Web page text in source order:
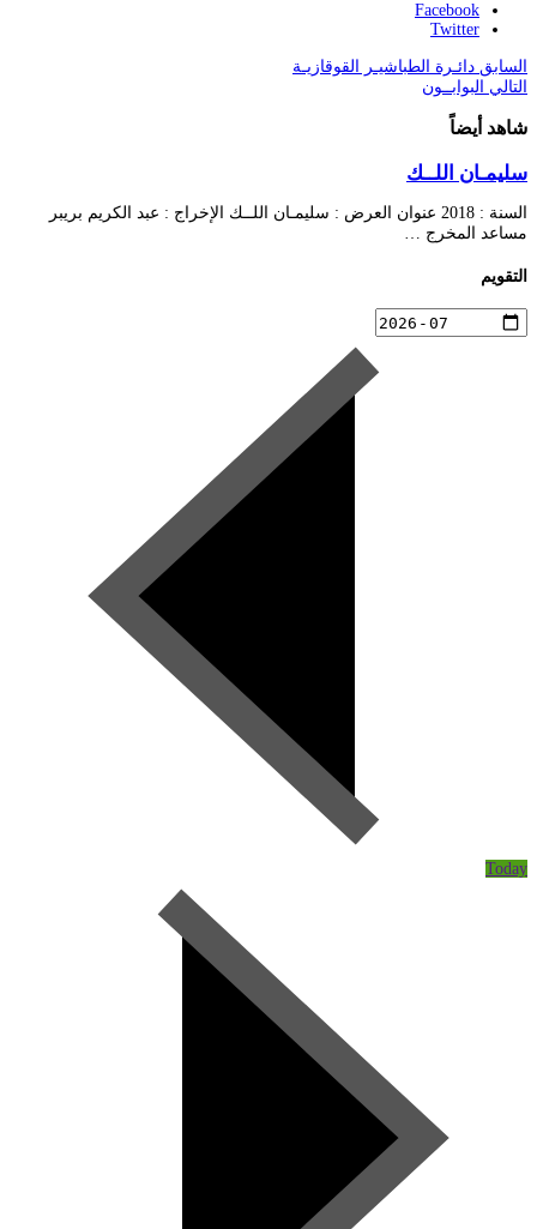
Facebook
Twitter
السابق دائـرة الطباشيـر القوقازيـة
التالي البوابــون
شاهد أيضاً
سليمـان اللــك
السنة : 2018 عنوان العرض : سليمـان اللــك الإخراج : عبد الكريم بريبر
مساعد المخرج …
التقويم
Today